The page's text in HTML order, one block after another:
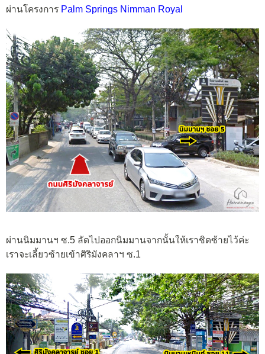
ผ่านโครงการ Palm Springs Nimman Royal
ผ่านนิมมานฯ ซ.5 ลัดไปออกนิมมานจากนั้นให้เราชิดซ้ายไว้ค่ะ
เราจะเลี้ยวซ้ายเข้าศิริมังคลาฯ ซ.1